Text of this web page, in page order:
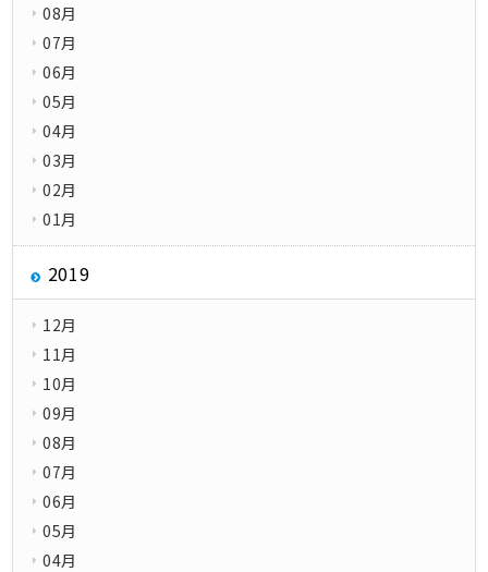
08月
07月
06月
05月
04月
03月
02月
01月
2019
12月
11月
10月
09月
08月
07月
06月
05月
04月